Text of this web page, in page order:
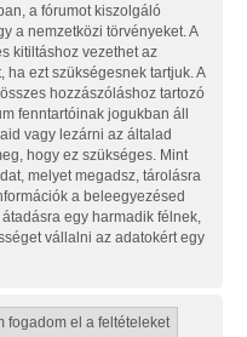
a fórumot kiszolgáló
a nemzetközi törvényeket. A
kitiltáshoz vezethet az
ezt szükségesnek tartjuk. A
hozzászóláshoz tartozó
fenntartóinak jogukban áll
vagy lezárni az általad
hogy ez szükséges. Mint
melyet megadsz, tárolásra
a beleegyezésed
egy harmadik félnek,
vállalni az adatokért egy